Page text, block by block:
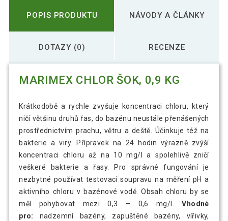
POPIS PRODUKTU NÁVODY A ČLÁNKY
DOTAZY (0) RECENZE
MARIMEX CHLOR ŠOK, 0,9 KG
Krátkodobě a rychle zvyšuje koncentraci chloru, který
ničí většinu druhů řas, do bazénu neustále přenášených
prostřednictvím prachu, větru a deště. Účinkuje též na
bakterie a viry. Přípravek na 24 hodin výrazně zvýší
koncentraci chloru až na 10 mg/l a spolehlivě zničí
veškeré bakterie a řasy. Pro správné fungování je
nezbytné používat testovací soupravu na měření pH a
aktivního chloru v bazénové vodě. Obsah chloru by se
měl pohybovat mezi 0,3 – 0,6 mg/l.Vhodné
pro: nadzemní bazény, zapuštěné bazény, vířivky,